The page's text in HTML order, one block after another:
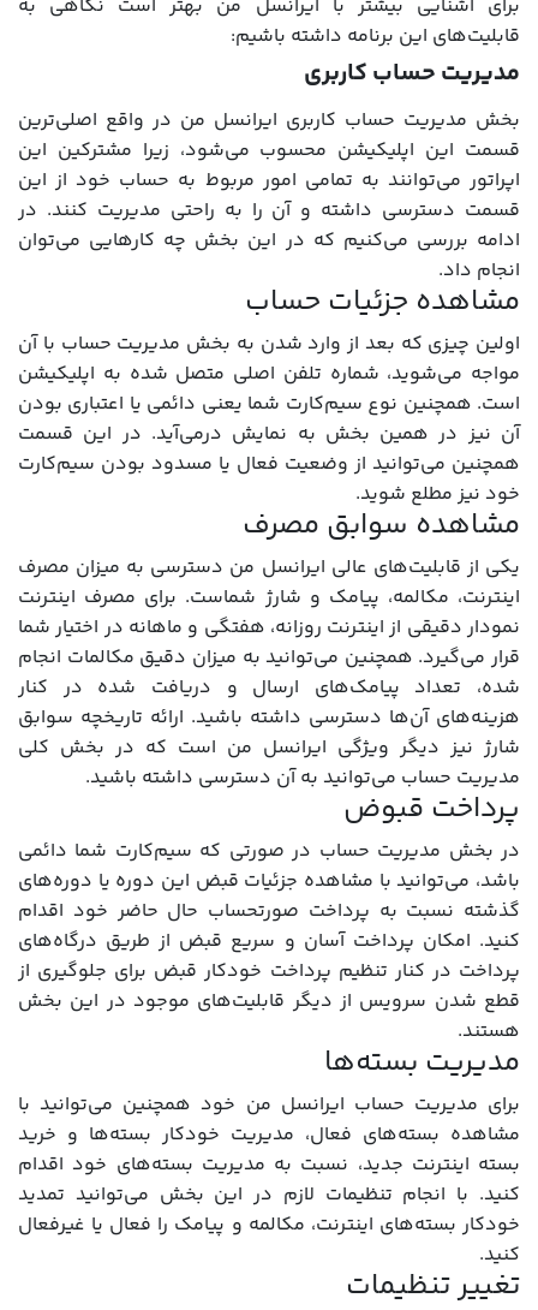
برای آشنایی بیشتر با ایرانسل من بهتر است نگاهی به
قابلیت‌های این برنامه داشته باشیم:
مدیریت حساب کاربری
بخش مدیریت حساب کاربری ایرانسل من در واقع اصلی‌ترین
قسمت این اپلیکیشن محسوب می‌شود، زیرا مشترکین این
اپراتور می‌توانند به تمامی امور مربوط به حساب خود از این
قسمت دسترسی داشته و آن را به راحتی مدیریت کنند. در
ادامه بررسی می‌کنیم که در این بخش چه کارهایی می‌توان
انجام داد.
مشاهده جزئیات حساب
اولین چیزی که بعد از وارد شدن به بخش مدیریت حساب با آن
مواجه می‌شوید، شماره تلفن اصلی متصل شده به اپلیکیشن
است. همچنین نوع سیم‌کارت شما یعنی دائمی یا اعتباری بودن
آن نیز در همین بخش به نمایش درمی‌آید. در این قسمت
همچنین می‌توانید از وضعیت فعال یا مسدود بودن سیم‌کارت
خود نیز مطلع شوید.
مشاهده سوابق مصرف
یکی از قابلیت‌های عالی ایرانسل من دسترسی به میزان مصرف
اینترنت، مکالمه، پیامک و شارژ شماست. برای مصرف اینترنت
نمودار دقیقی از اینترنت روزانه، هفتگی و ماهانه در اختیار شما
قرار می‌گیرد. همچنین می‌توانید به میزان دقیق مکالمات انجام‌
شده، تعداد پیامک‌های ارسال و دریافت شده در کنار
هزینه‌های آن‌ها دسترسی داشته باشید. ارائه تاریخچه سوابق
شارژ نیز دیگر ویژگی ایرانسل من است که در بخش کلی
مدیریت حساب می‌توانید به آن دسترسی داشته باشید.
پرداخت قبوض
در بخش مدیریت حساب در صورتی که سیم‌کارت شما دائمی
باشد، می‌توانید با مشاهده جزئیات قبض این دوره یا دوره‌های
گذشته نسبت به پرداخت صورتحساب حال حاضر خود اقدام
کنید. امکان پرداخت آسان و سریع قبض از طریق درگاه‌های
پرداخت در کنار تنظیم پرداخت خودکار قبض برای جلوگیری از
قطع شدن سرویس از دیگر قابلیت‌های موجود در این بخش
هستند.
مدیریت بسته‌ها
برای مدیریت حساب ایرانسل من خود همچنین می‌توانید با
مشاهده بسته‌های فعال، مدیریت خودکار بسته‌ها و خرید
بسته اینترنت جدید، نسبت به مدیریت بسته‌های خود اقدام
کنید. با انجام تنظیمات لازم در این بخش می‌توانید تمدید
خودکار بسته‌های اینترنت، مکالمه و پیامک را فعال یا غیرفعال
کنید.
تغییر تنظیمات